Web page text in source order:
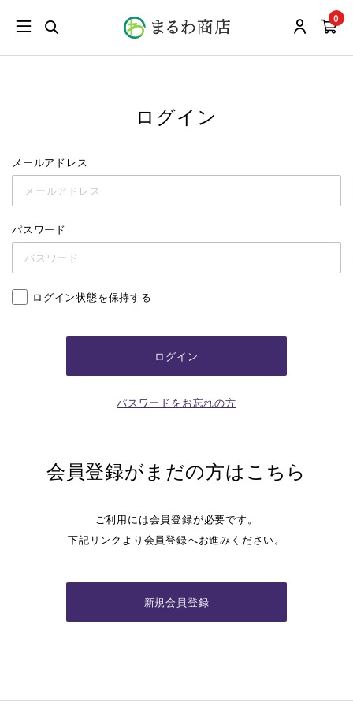
0
ログイン
メールアドレス
パスワード
ログイン状態を保持する
パスワードをお忘れの方
会員登録がまだの方はこちら
ご利用には会員登録が必要です。
下記リンクより会員登録へお進みください。
新規会員登録